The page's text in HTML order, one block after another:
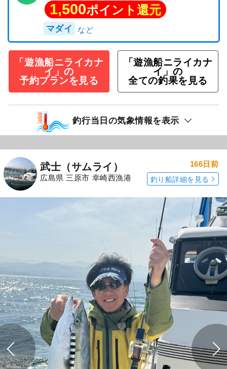
1,500ポイント還元
マダイ
「遊漁船ニライカナ
イ」の
予約プランを見る
「遊漁船ニライカナ
イ」の
全ての釣果を見る
釣行当日の気象情報を表示
武士（サムライ）
広島県 三原市 幸崎西漁港
166日前
釣り船詳細を見る